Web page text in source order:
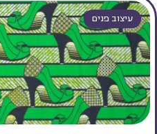
עיצוב פנים